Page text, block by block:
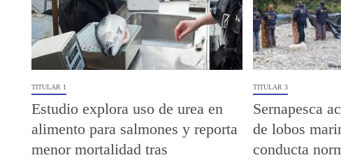
TITULAR 1
Estudio explora uso de urea en
alimento para salmones y reporta
menor mortalidad tras
TITULAR 3
Sernapesca
de lobos
conducta